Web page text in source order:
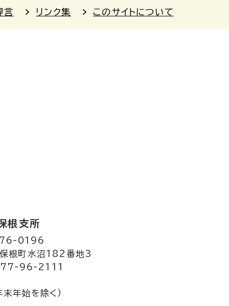
言 リンク集 このサイトについて
根支所
0196
根町水沼182番地3
96-2111
末年始を除く）